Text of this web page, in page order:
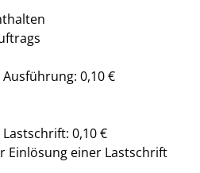
0,10 €
0,10 €
Einlösung einer Lastschrift